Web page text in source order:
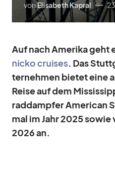
vonElisabeth Kapral
Auf nach Ame­rika geht
nicko crui­ses. Das
ter­neh­men bie­tet eine
Reise auf dem
rad­damp­fer Ame­ri­can
mal im Jahr 2025 so­wie
2026 an.